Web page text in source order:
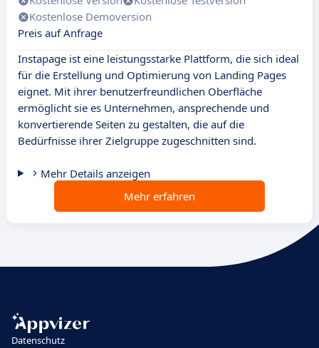
Kostenlose Demoversion
Preis auf Anfrage
Instapage ist eine leistungsstarke Plattform, die sich ideal
für die Erstellung und Optimierung von Landing Pages
eignet. Mit ihrer benutzerfreundlichen Oberfläche
ermöglicht sie es Unternehmen, ansprechende und
konvertierende Seiten zu gestalten, die auf die
Bedürfnisse ihrer Zielgruppe zugeschnitten sind.
Mehr Details anzeigen
Mehr erfahren
Datenschutz